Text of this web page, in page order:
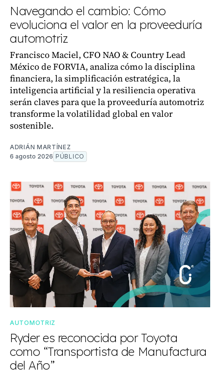
Navegando el cambio: Cómo
evoluciona el valor en la proveeduría
automotriz
Francisco Maciel, CFO NAO & Country Lead
México de FORVIA, analiza cómo la disciplina
financiera, la simplificación estratégica, la
inteligencia artificial y la resiliencia operativa
serán claves para que la proveeduría automotriz
transforme la volatilidad global en valor
sostenible.
ADRIÁN MARTÍNEZ
6 agosto 2026 PÚBLICO
AUTOMOTRIZ
Ryder es reconocida por Toyota
como “Transportista de Manufactura
del Año”